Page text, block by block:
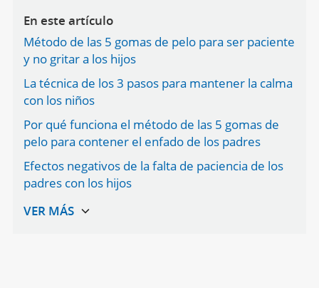
En este artículo
Método de las 5 gomas de pelo para ser paciente
y no gritar a los hijos
La técnica de los 3 pasos para mantener la calma
con los niños
Por qué funciona el método de las 5 gomas de
pelo para contener el enfado de los padres
Efectos negativos de la falta de paciencia de los
padres con los hijos